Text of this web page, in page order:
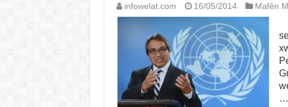
infowelat.com 16/05/2014 Mafên
…